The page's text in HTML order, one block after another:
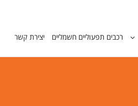
רכבים תפעוליים חשמליים יצירת קשר